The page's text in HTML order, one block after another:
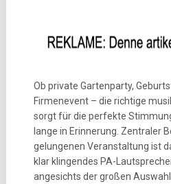
Ob private Gartenparty,
Firmenevent – die richtige
sorgt für die perfekte
lange in Erinnerung. Zentraler
gelungenen Veranstaltung ist
klar klingendes PA-
angesichts der großen